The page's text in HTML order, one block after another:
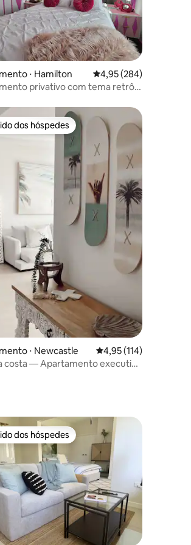
média de 5, 174 avaliações
⋅ Hamilton 4,95 de uma avaliação
4,95 (284)
privativo com tema retrô
de 5, 100 avaliações
dos hóspedes
dos hóspedes
⋅ Newcastle 4,95 de uma avaliação
4,95 (114)
costa — Apartamento executivo
dos hóspedes
dos hóspedes